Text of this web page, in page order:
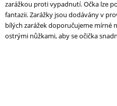
zarážkou proti vypadnutí. Očka lze
fantazii. Zarážky jsou dodávány v
bílých zarážekdoporučujeme mírné
ostrými nůžkami, aby se očička